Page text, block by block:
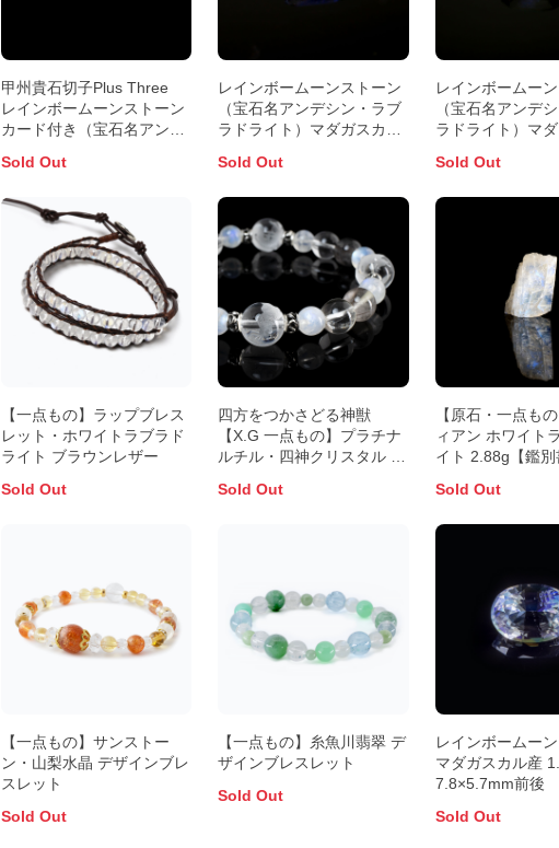
甲州貴石切子Plus Three
レインボームーンストーン
カード付き（宝石名アンデ
ンド・ビハール産 1.82ct 識
Sold Out
レインボームーンストーン
（宝石名アンデシン・ラブ
ラドライト）マダガスカル
前後
Sold Out
レインボームー
（宝石名アンデ
ラドライト）マダ
前後
Sold Out
【一点もの】ラップブレス
レット・ホワイトラブラド
ライト ブラウンレザー
Sold Out
四方をつかさどる神獣
【X.G 一点もの】プラチナ
ルチル・四神クリスタル デ
Sold Out
【原石・一点も
ィアン ホワイト
イト 2.88g【鑑別
Sold Out
【一点もの】サンストー
ン・山梨水晶 デザインブレ
スレット
Sold Out
【一点もの】糸魚川翡翠 デ
ザインブレスレット
Sold Out
レインボームー
マダガスカル産
7.8×5.7mm前後
Sold Out